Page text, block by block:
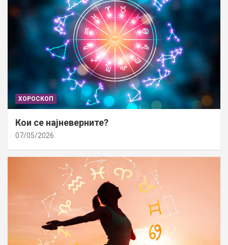
ХОРОСКОП
Кои се најневерните?
07/05/2026